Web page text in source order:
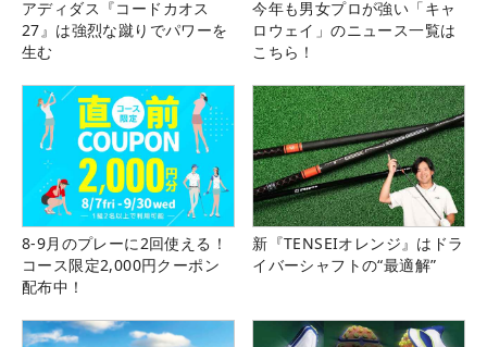
アディダス『コードカオス
27』は強烈な蹴りでパワーを
生む
今年も男女プロが強い「キャ
ロウェイ」のニュース一覧は
こちら！
8-9月のプレーに2回使える！
コース限定2,000円クーポン
配布中！
新『TENSEIオレンジ』はドラ
イバーシャフトの“最適解”